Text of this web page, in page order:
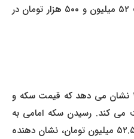
ربع سکه بهار آزادی امروز با قیمت ۵۲ میلیون و ۵۰۰ هزار تومان در
در روز ۷ دی ماه ۱۴۰۴ نشان می دهد که قیمت سکه و
کند. رسیدن سکه امامی به
۱۶۲ میلیون تومان و ربع سکه به ۵۲.۵ میلیون تومان، نشان دهنده